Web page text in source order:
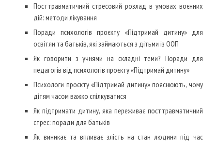
Посттравматичний стресовий розлад в умовах воєнних
дій: методи лікування
Поради психологів проєкту «Підтримай дитину» для
освітян та батьків, які займаються з дітьми із ООП
Як говорити з учнями на складні теми? Поради для
педагогів від психологів проєкту «Підтримай дитину»
Психологи проєкту «Підтримай дитину» пояснюють, чому
дітям часом важко спілкуватися
Як підтримати дитину, яка переживає посттравматичний
стрес: поради для батьків
Як виникає та впливає злість на стан людини під час